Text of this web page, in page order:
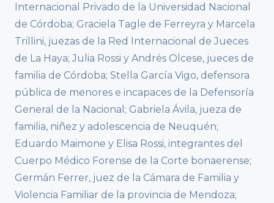
Internacional Privado de la Universidad Nacional
de Córdoba; Graciela Tagle de Ferreyra y Marcela
Trillini, juezas de la Red Internacional de Jueces
de La Haya; Julia Rossi y Andrés Olcese, jueces de
familia de Córdoba; Stella García Vigo, defensora
pública de menores e incapaces de la Defensoría
General de la Nacional; Gabriela Ávila, jueza de
familia, niñez y adolescencia de Neuquén;
Eduardo Maimone y Elisa Rossi, integrantes del
Cuerpo Médico Forense de la Corte bonaerense;
Germán Ferrer, juez de la Cámara de Familia y
Violencia Familiar de la provincia de Mendoza;